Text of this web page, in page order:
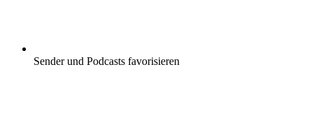
Sender und Podcasts favorisieren